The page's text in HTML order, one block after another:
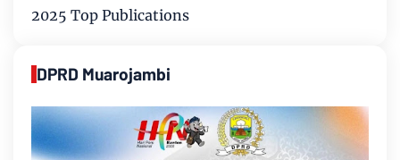
2025 Top Publications
DPRD Muarojambi